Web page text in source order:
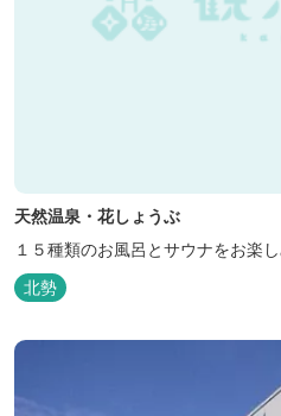
天然温泉・花しょうぶ
１５種類のお風呂とサウナをお楽し
北勢